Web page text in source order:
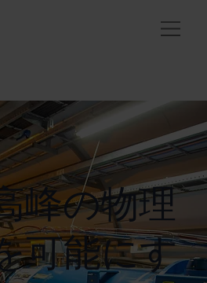
峰の物理
可能にす